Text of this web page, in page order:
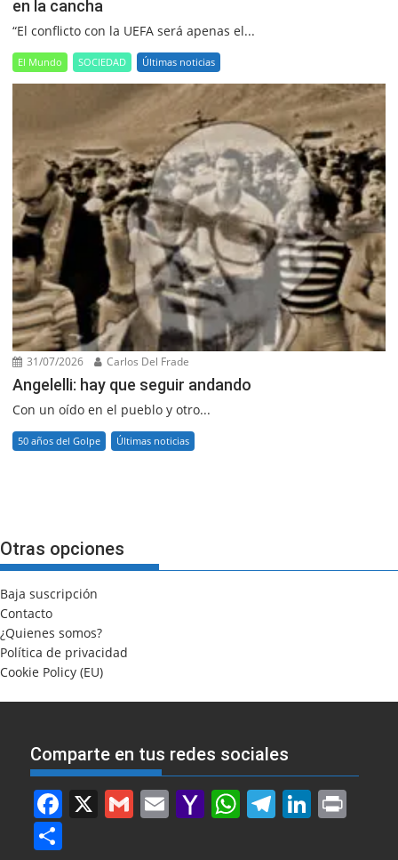
en la cancha
“El conflicto con la UEFA será apenas el...
El Mundo SOCIEDAD Últimas noticias
31/07/2026 Carlos Del Frade
Angelelli: hay que seguir andando
Con un oído en el pueblo y otro...
50 años del Golpe Últimas noticias
Otras opciones
Baja suscripción
Contacto
¿Quienes somos?
Política de privacidad
Cookie Policy (EU)
Comparte en tus redes sociales
F X G E Y W T Li